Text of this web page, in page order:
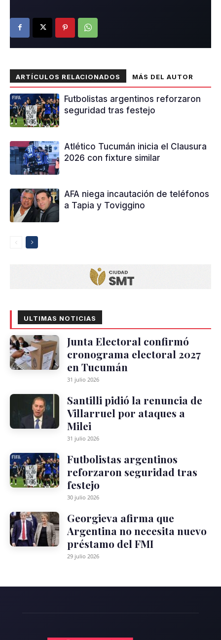
ARTÍCULOS RELACIONADOS MÁS DEL AUTOR
Futbolistas argentinos reforzaron
seguridad tras festejo
Atlético Tucumán inicia el Clausura
2026 con fixture similar
AFA niega incautación de teléfonos
a Tapia y Toviggino
ULTIMAS NOTICIAS
Junta Electoral confirmó
cronograma electoral 2027
en Tucumán
31 julio 2026
Santilli pidió la renuncia de
Villarruel por ataques a
Milei
31 julio 2026
Futbolistas argentinos
reforzaron seguridad tras
festejo
30 julio 2026
Georgieva afirma que
Argentina no necesita nuevo
préstamo del FMI
29 julio 2026